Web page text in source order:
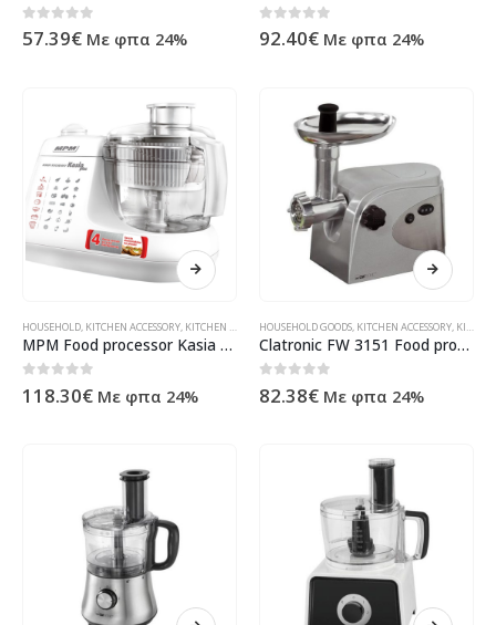
0out of 5
57.39€ Με φπα 24% 0out of 5
92.40€ Με φπα 24%
HOUSEHOLD, KITCHEN ACCESSORY, KITCHEN MACHINE ,ΠΡΟΪΌΝΤΑ ΠΛΗΡΟΦΟΡΙΚΉΣ - ΚΙΝΗΤΉΣ
MPM Food processor Kasia Plus 800W MRK-11
0 out of 5
118.30€ Με φπα 24%
HOUSEHOLD GOODS, KITCHEN ACCESSORY, KITCHEN MACHINE
Clatronic FW 3151 Food processor Silver
0out of 5
82.38€ Με φπα 24%